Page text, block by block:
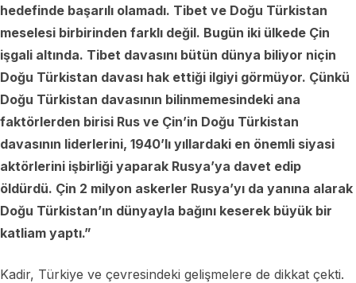
hedefinde başarılı olamadı. Tibet ve Doğu Türkistan
meselesi birbirinden farklı değil. Bugün iki ülkede Çin
işgali altında. Tibet davasını bütün dünya biliyor niçin
Doğu Türkistan davası hak ettiği ilgiyi görmüyor. Çünkü
Doğu Türkistan davasının bilinmemesindeki ana
faktörlerden birisi Rus ve Çin’in Doğu Türkistan
davasının liderlerini, 1940’lı yıllardaki en önemli siyasi
aktörlerini işbirliği yaparak Rusya’ya davet edip
öldürdü. Çin 2 milyon askerler Rusya’yı da yanına alarak
Doğu Türkistan’ın dünyayla bağını keserek büyük bir
katliam yaptı.”
Kadir, Türkiye ve çevresindeki gelişmelere de dikkat çekti.